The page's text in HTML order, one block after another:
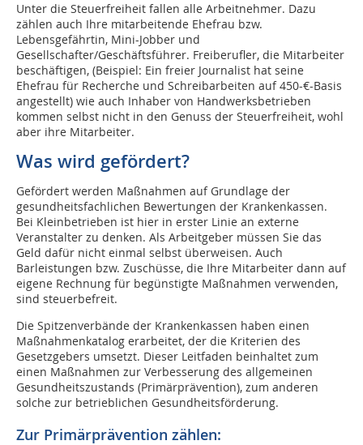
Unter die Steuerfreiheit fallen alle Arbeitnehmer. Dazu
zählen auch Ihre mitarbeitende Ehefrau bzw.
Lebensgefährtin, Mini-Jobber und
Gesellschafter/Geschäftsführer. Freiberufler, die Mitarbeiter
beschäftigen, (Beispiel: Ein freier Journalist hat seine
Ehefrau für Recherche und Schreibarbeiten auf 450-€-Basis
angestellt) wie auch Inhaber von Handwerksbetrieben
kommen selbst nicht in den Genuss der Steuerfreiheit, wohl
aber ihre Mitarbeiter.
Was wird gefördert?
Gefördert werden Maßnahmen auf Grundlage der
gesundheitsfachlichen Bewertungen der Krankenkassen.
Bei Kleinbetrieben ist hier in erster Linie an externe
Veranstalter zu denken. Als Arbeitgeber müssen Sie das
Geld dafür nicht einmal selbst überweisen. Auch
Barleistungen bzw. Zuschüsse, die Ihre Mitarbeiter dann auf
eigene Rechnung für begünstigte Maßnahmen verwenden,
sind steuerbefreit.
Die Spitzenverbände der Krankenkassen haben einen
Maßnahmenkatalog erarbeitet, der die Kriterien des
Gesetzgebers umsetzt. Dieser Leitfaden beinhaltet zum
einen Maßnahmen zur Verbesserung des allgemeinen
Gesundheitszustands (Primärprävention), zum anderen
solche zur betrieblichen Gesundheitsförderung.
Zur Primärprävention zählen: